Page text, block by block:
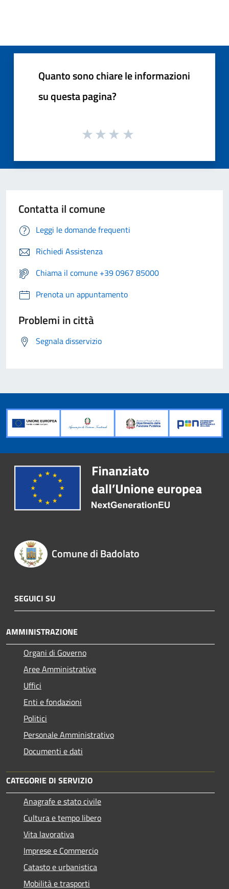
Quanto sono chiare le informazioni
su questa pagina?
Contatta il comune
Leggi le domande frequenti
Richiedi Assistenza
Chiama il comune +39 0967 85000
Prenota un appuntamento
Problemi in città
Segnala disservizio
Comune di Badolato
SEGUICI SU
AMMINISTRAZIONE
Organi di Governo
Aree Amministrative
Uffici
Enti e fondazioni
Politici
Personale Amministrativo
Documenti e dati
CATEGORIE DI SERVIZIO
Anagrafe e stato civile
Cultura e tempo libero
Vita lavorativa
Imprese e Commercio
Catasto e urbanistica
Mobilità e trasporti